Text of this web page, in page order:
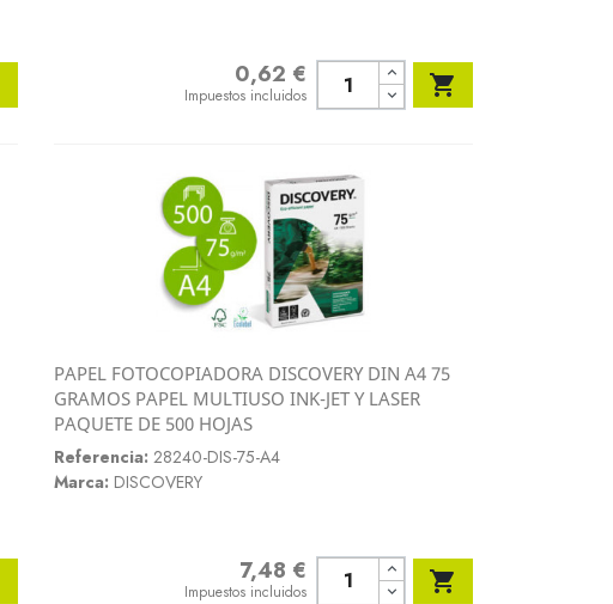
0,62 €
Impuestos incluidos 
Vista rápida
PAPEL FOTOCOPIADORA DISCOVERY DIN A4 75
GRAMOS PAPEL MULTIUSO INK-JET Y LASER
PAQUETE DE 500 HOJAS
Referencia: 28240-DIS-75-A4
Marca: DISCOVERY
7,48 €
Impuestos incluidos 